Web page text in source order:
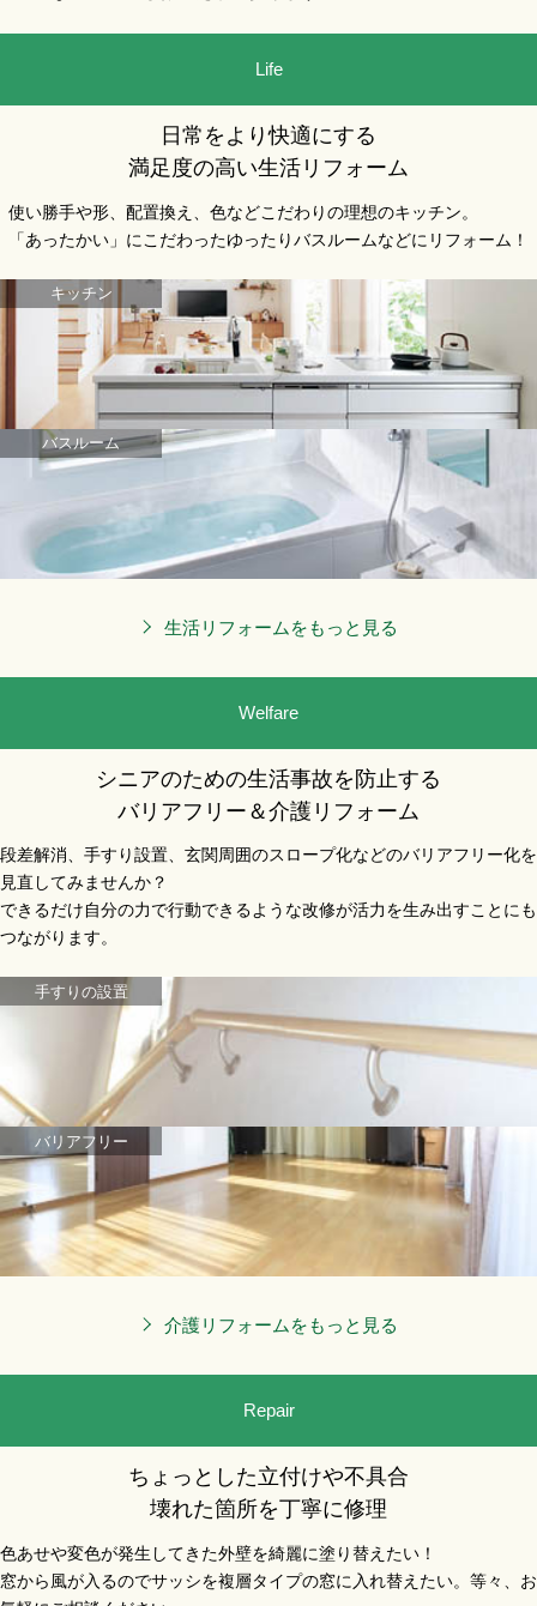
Life
日常をより快適にする
満足度の高い生活リフォーム
使い勝手や形、配置換え、色などこだわりの理想のキッチン。
「あったかい」にこだわったゆったりバスルームなどにリフォーム！
キッチン
バスルーム
生活リフォームをもっと見る
Welfare
シニアのための生活事故を防止する
バリアフリー＆介護リフォーム
段差解消、手すり設置、玄関周囲のスロープ化などのバリアフリー化を
見直してみませんか？
できるだけ自分の力で行動できるような改修が活力を生み出すことにも
つながります。
手すりの設置
バリアフリー
介護リフォームをもっと見る
Repair
ちょっとした立付けや不具合
壊れた箇所を丁寧に修理
色あせや変色が発生してきた外壁を綺麗に塗り替えたい！
窓から風が入るのでサッシを複層タイプの窓に入れ替えたい。等々、お